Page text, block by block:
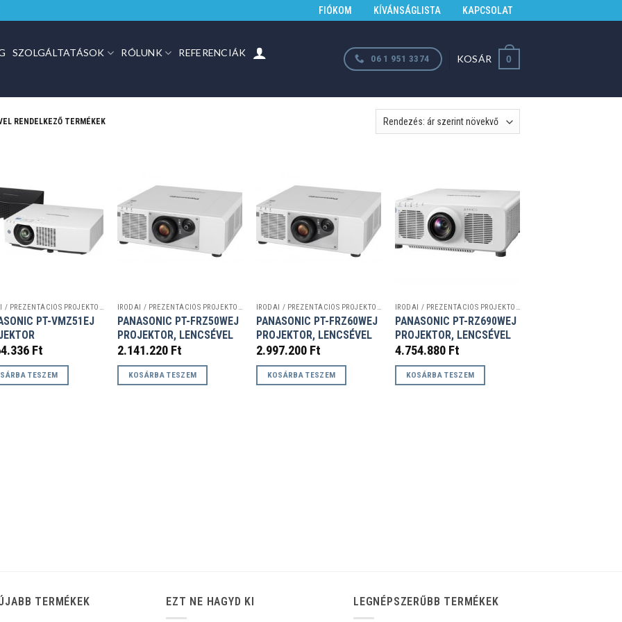
FIÓKOM KÍVÁNSÁGLISTA KAPCSOLAT
SZOLGÁLTATÁSOK RÓLUNK REFERENCIÁK 06 1 951 3374 KOSÁR 0
RENDELKEZŐ TERMÉKEK
IRODAI / PREZENTÁCIÓS PROJEKTOROK
PT-VMZ51EJ
Ft
TESZEM
IRODAI / PREZENTÁCIÓS PROJEKTOROK
PANASONIC PT-FRZ50WEJ
PROJEKTOR, LENCSÉVEL
2.141.220 Ft
KOSÁRBA TESZEM
IRODAI / PREZENTÁCIÓS PROJEKTOROK
PANASONIC PT-FRZ60WEJ
PROJEKTOR, LENCSÉVEL
2.997.200 Ft
KOSÁRBA TESZEM
IRODAI / PREZENTÁCIÓS PROJEKTOROK
PANASONIC PT-RZ690WEJ
PROJEKTOR, LENCSÉVEL
4.754.880 Ft
KOSÁRBA TESZEM
TERMÉKEK EZT NE HAGYD KI LEGNÉPSZERŰBB TERMÉKEK